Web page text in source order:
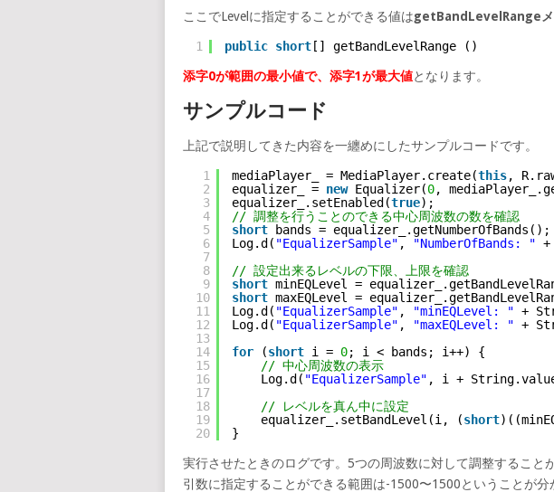
ここでLevelに指定することができる値はgetBandLevelRangeメ
1 public short [] getBandLevelRange ()
添字0が範囲の最小値で、添字1が最大値となります。
サンプルコード
上記で説明してきた内容を一纏めにしたサンプルコードです。
1
2
3
4
5
6
7
8
9
10
11
12
13
14
15
16
17
18
19
20
mediaPlayer_ = MediaPlayer.create(this,
equalizer_ = new Equalizer(0,
equalizer_.setEnabled(true);
// 調整を行うことのできる中心周波数の数を確認
short
bands = equalizer_.getNumberOfBands();
Log.d( "EqualizerSample" , "NumberOfBands: "
// 設定出来るレベルの下限、上限を確認
short minEQLevel =
short maxEQLevel =
Log.d( "EqualizerSample" , "minEQLevel: " +
Log.d( "EqualizerSample" , "maxEQLevel: " +
for
(short i = 0; i < bands; i++) {
// 中心周波数の表示
Log.d( "EqualizerSample" , i +
// レベルを真ん中に設定
equalizer_.setBandLevel(i, (short
}
実行させたときのログです。5つの周波数に対して調整すること
引数に指定することができる範囲は-1500〜1500ということが分